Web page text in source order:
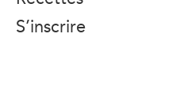
S’inscrire